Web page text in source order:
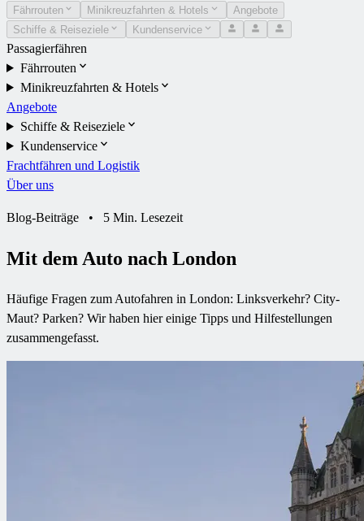
Fährrouten Minikreuzfahrten & Hotels
Angebote
Schiffe & Reiseziele
Kundenservice
Passagierfähren
Fährrouten
Minikreuzfahrten & Hotels
Angebote
Schiffe & Reiseziele
Kundenservice
Frachtfähren und Logistik
Über uns
Blog-Beiträge • 5 Min. Lesezeit
Mit dem Auto nach London
Häufige Fragen zum Autofahren in London: Linksverkehr? City-
Maut? Parken? Wir haben hier einige Tipps und Hilfestellungen
zusammengefasst.